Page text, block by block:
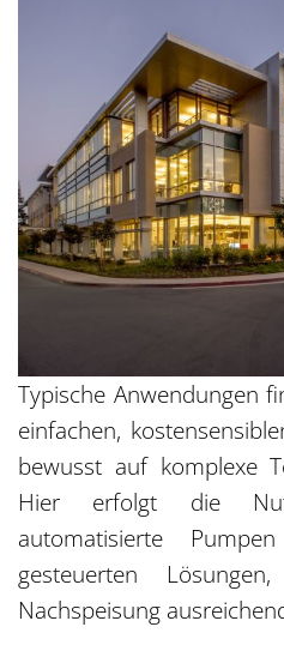
Typische Anwendungen
einfachen,
bewusst auf komplexe
Hier erfolgt die
automatisierte
gesteuerten
Nachspeisung